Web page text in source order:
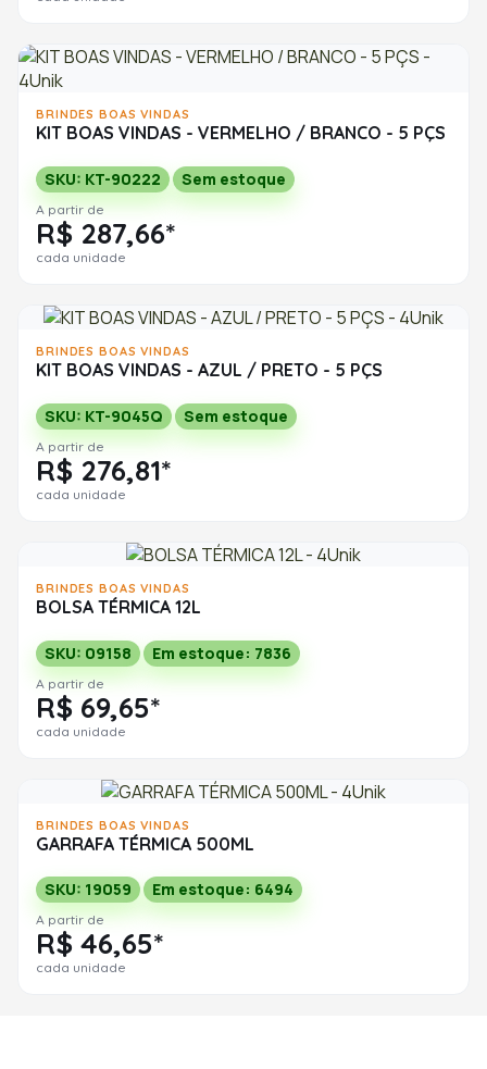
BRINDES BOAS VINDAS
KIT BOAS VINDAS - VERMELHO / BRANCO - 5 PÇS
SKU: KT-90222 Sem estoque
A partir de
R$ 287,66*
cada unidade
BRINDES BOAS VINDAS
KIT BOAS VINDAS - AZUL / PRETO - 5 PÇS
SKU: KT-9045Q Sem estoque
A partir de
R$ 276,81*
cada unidade
BRINDES BOAS VINDAS
BOLSA TÉRMICA 12L
SKU: 09158 Em estoque: 7836
A partir de
R$ 69,65*
cada unidade
BRINDES BOAS VINDAS
GARRAFA TÉRMICA 500ML
SKU: 19059 Em estoque: 6494
A partir de
R$ 46,65*
cada unidade